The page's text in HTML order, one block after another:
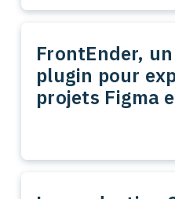
FrontEnder,
plugin pour
projets Figma